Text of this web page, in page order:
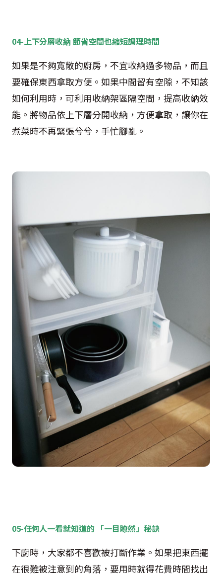
04-上下分層收納 節省空間也縮短調理時間
如果是不夠寬敞的廚房，不宜收納過多物品，而且
要確保東西拿取方便。如果中間留有空隙，不知該
如何利用時，可利用收納架區隔空間，提高收納效
能。將物品依上下層分開收納，方便拿取，讓你在
煮菜時不再緊張兮兮，手忙腳亂。
05-任何人一看就知道的 「一目瞭然」秘訣
下廚時，大家都不喜歡被打斷作業。如果把東西擺
在很難被注意到的角落，要用時就得花費時間找出